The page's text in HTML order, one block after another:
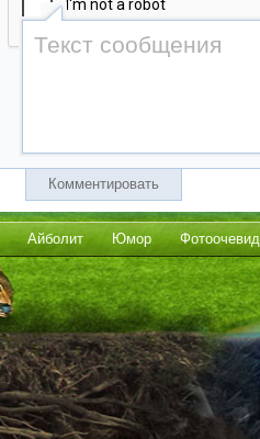
Комментировать
Айболит Юмор